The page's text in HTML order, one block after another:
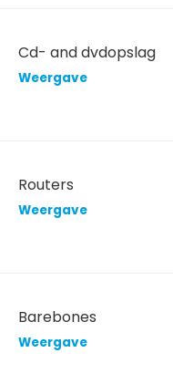
Cd- and dvdopslag
Weergave
Routers
Weergave
Barebones
Weergave